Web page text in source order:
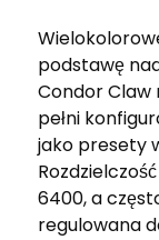
podstawę
Condor Claw
pełni
jako presety
6400, a
regulowana